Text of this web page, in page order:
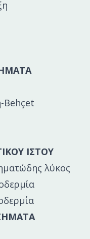
Behçet
ΙΣΤΟΥ
λύκος